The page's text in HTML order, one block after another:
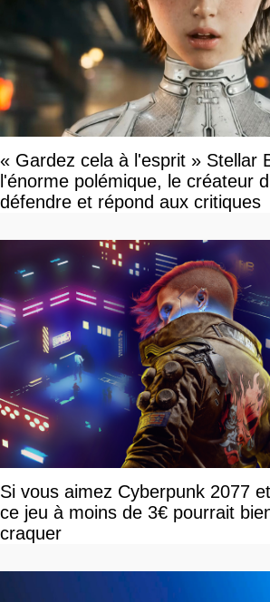
« Gardez cela à l'esprit » Stellar
l'énorme polémique, le créateur
défendre et répond aux critiques
Si vous aimez Cyberpunk 2077
ce jeu à moins de 3€ pourrait
craquer